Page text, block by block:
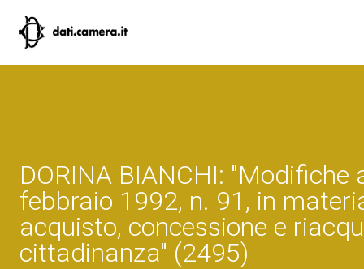
DORINA BIANCHI: "Modifiche
febbraio 1992, n. 91, in
acquisto, concessione e
cittadinanza" (2495)